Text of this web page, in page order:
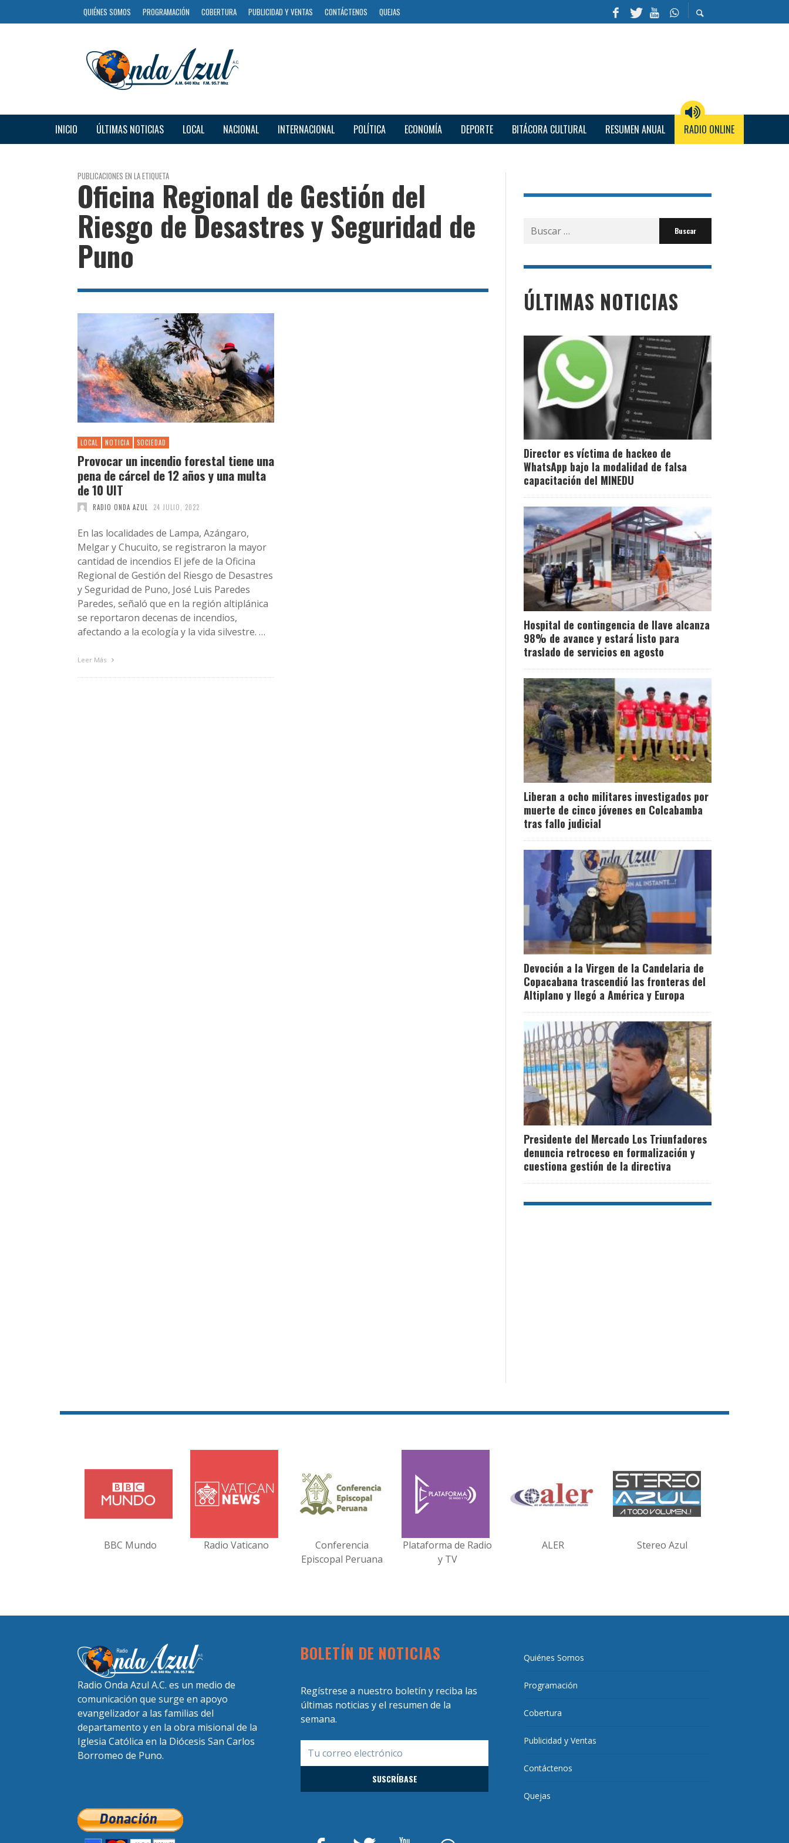
QUIÉNES SOMOS PROGRAMACIÓN COBERTURA PUBLICIDAD Y VENTAS CONTÁCTENOS QUEJAS
INICIO ÚLTIMAS NOTICIAS LOCAL NACIONAL INTERNACIONAL POLÍTICA ECONOMÍA DEPORTE BITÁCORA CULTURAL RESUMEN ANUAL RADIO ONLINE
PUBLICACIONES EN LA ETIQUETA
Oficina Regional de Gestión del
Riesgo de Desastres y Seguridad de
Puno
LOCAL NOTICIA SOCIEDAD
Provocar un incendio forestal tiene una
pena de cárcel de 12 años y una multa
de 10 UIT
RADIO ONDA AZUL 24 JULIO, 2022
En las localidades de Lampa, Azángaro,
Melgar y Chucuito, se registraron la mayor
cantidad de incendios El jefe de la Oficina
Regional de Gestión del Riesgo de Desastres
y Seguridad de Puno, José Luis Paredes
Paredes, señaló que en la región altiplánica
se reportaron decenas de incendios,
afectando a la ecología y la vida silvestre. …
Leer Más
Buscar
por:
ÚLTIMAS NOTICIAS
Director es víctima de hackeo de
WhatsApp bajo la modalidad de falsa
capacitación del MINEDU
Hospital de contingencia de Ilave alcanza
98% de avance y estará listo para
traslado de servicios en agosto
Liberan a ocho militares investigados por
muerte de cinco jóvenes en Colcabamba
tras fallo judicial
Devoción a la Virgen de la Candelaria de
Copacabana trascendió las fronteras del
Altiplano y llegó a América y Europa
Presidente del Mercado Los Triunfadores
denuncia retroceso en formalización y
cuestiona gestión de la directiva
BBC Mundo Radio Vaticano
Conferencia
Episcopal Peruana
Plataforma de Radio
y TV
ALER Stereo Azul
Radio Onda Azul A.C. es un medio de
comunicación que surge en apoyo
evangelizador a las familias del
departamento y en la obra misional de la
Iglesia Católica en la Diócesis San Carlos
Borromeo de Puno.
BOLETÍN DE NOTICIAS
Regístrese a nuestro boletín y reciba las
últimas noticias y el resumen de la
semana.
Quiénes Somos
Programación
Cobertura
Publicidad y Ventas
Contáctenos
Quejas